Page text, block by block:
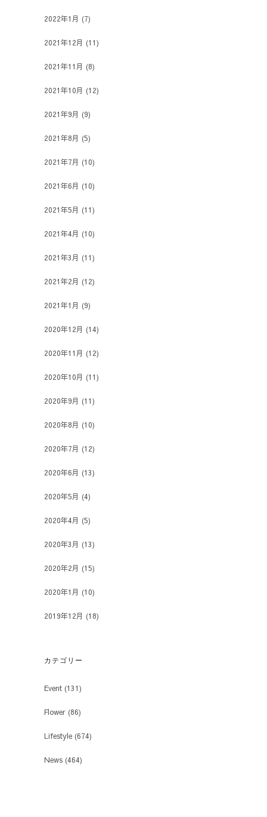
2022年1月 (7)
2021年12月 (11)
2021年11月 (8)
2021年10月 (12)
2021年9月 (9)
2021年8月 (5)
2021年7月 (10)
2021年6月 (10)
2021年5月 (11)
2021年4月 (10)
2021年3月 (11)
2021年2月 (12)
2021年1月 (9)
2020年12月 (14)
2020年11月 (12)
2020年10月 (11)
2020年9月 (11)
2020年8月 (10)
2020年7月 (12)
2020年6月 (13)
2020年5月 (4)
2020年4月 (5)
2020年3月 (13)
2020年2月 (15)
2020年1月 (10)
2019年12月 (18)
カテゴリー
Event (131)
Flower (86)
Lifestyle (674)
News (464)